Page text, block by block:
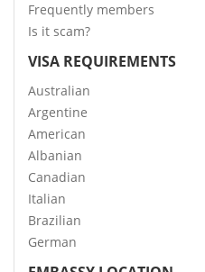
Frequently members
Is it scam?
VISA REQUIREMENTS
Australian
Argentine
American
Albanian
Canadian
Italian
Brazilian
German